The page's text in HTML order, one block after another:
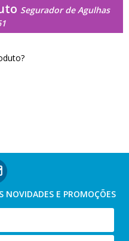
Segurador de Agulhas
NOVIDADES E PROMOÇÕES